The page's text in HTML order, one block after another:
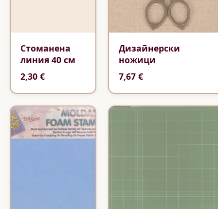
Стоманена
линия 40 см
2,30 €
Дизайнерски
ножици
7,67 €